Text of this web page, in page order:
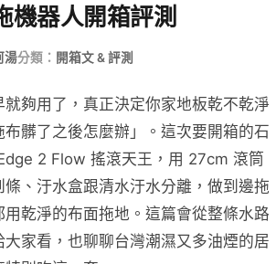
機器人開箱評測
湯分類： 開箱文 & 評測
夠用了，真正決定你家地板乾不乾淨
布髒了之後怎麼辦」。這次要開箱的石
2 Flow 搖滾天王，用 27cm 滾筒
、汙水盒跟清水汙水分離，做到邊拖
乾淨的布面拖地。這篇會從整條水路
大家看，也聊聊台灣潮濕又多油煙的居